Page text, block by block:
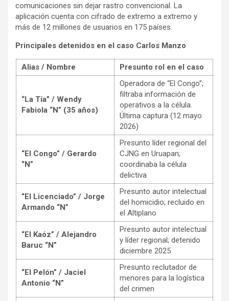
comunicaciones sin dejar rastro convencional. La
aplicación cuenta con cifrado de extremo a extremo y
más de 12 millones de usuarios en 175 países.
Principales detenidos en el caso Carlos Manzo
Alias / Nombre Presunto rol en el caso
“La Tía” / Wendy
Fabiola “N” (35 años)
Operadora de “El Congo”;
filtraba información de
operativos a la célula.
Última captura (12 mayo
2026)
“El Congo” / Gerardo
“N”
Presunto líder regional del
CJNG en Uruapan;
coordinaba la célula
delictiva
“El Licenciado” / Jorge
Armando “N”
Presunto autor intelectual
del homicidio; recluido en
el Altiplano
“El Kaóz” / Alejandro
Baruc “N”
Presunto autor intelectual
y líder regional; detenido
diciembre 2025
“El Pelón” / Jaciel
Antonio “N”
Presunto reclutador de
menores para la logística
del crimen